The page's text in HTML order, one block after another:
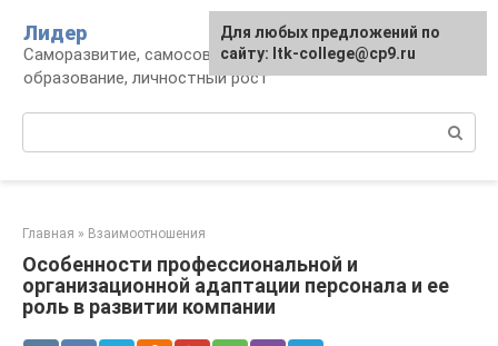
контенту
Лидер
Саморазвитие, самосовершенствование,
образование, личностный рост
Главная » Взаимоотношения
Особенности профессиональной и
организационной адаптации персонала и ее
роль в развитии компании
Для любых предложений по
сайту: ltk-college@cp9.ru